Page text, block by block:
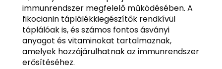
immunrendszer megfelelő működésében. A
fikocianin táplálékkiegészítők rendkívül
táplálóak is, és számos fontos ásványi
anyagot és vitaminokat tartalmaznak,
amelyek hozzájárulhatnak az immunrendszer
erősítéséhez.